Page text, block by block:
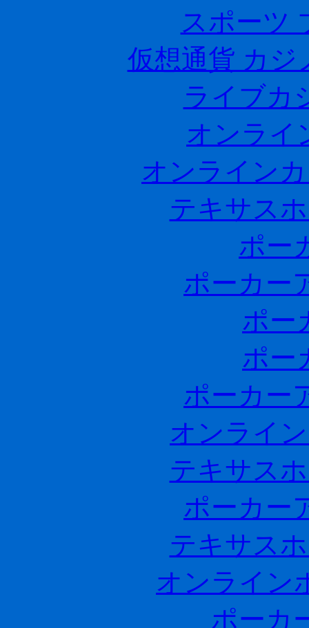
スポーツ
仮想通貨 カジ
ライブカ
オンライ
オンライン
テキサス
ポー
ポーカー
ポー
ポー
ポーカー
オンライ
テキサス
ポーカー
テキサス
オンライン
ポーカ